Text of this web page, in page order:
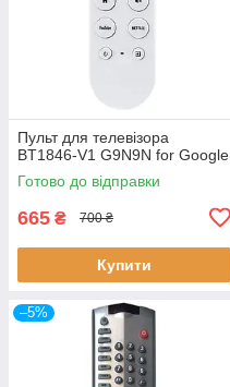
Пульт для телевізора
BT1846-V1 G9N9N for Google
Готово до відправки
665 ₴ 700 ₴
Купити
–5%